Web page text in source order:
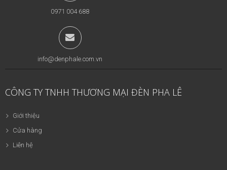
0971 004 688
info@denphale.com.vn
CÔNG TY TNHH THƯƠNG MẠI ĐÈN PHA LÊ
Giới thiệu
Cửa hàng
Liên hệ